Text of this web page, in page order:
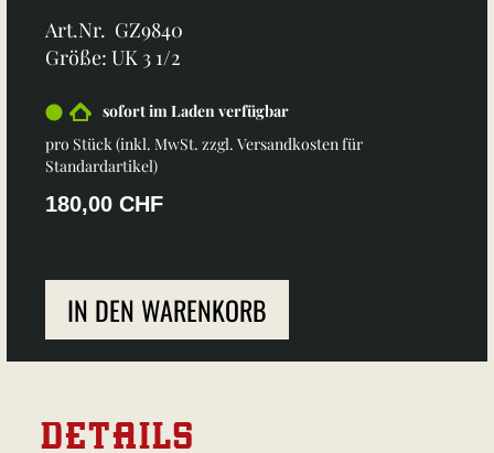
Art.Nr. GZ9840
Größe: UK 3 1/2
sofort im Laden verfügbar
pro Stück (inkl. MwSt. zzgl. Versandkosten für
Standardartikel)
180,00 CHF
IN DEN WARENKORB
DETAILS